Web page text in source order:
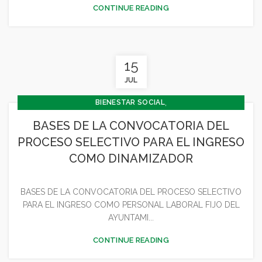
CONTINUE READING
15
JUL
BIENESTAR SOCIAL,
CONCEJALIA CULTURA Y TURISMO,
CONCEJALÍA DEPORTES
CONCEJALÍA JUVENTUD INFANCIA Y PARTICIPACIÓN
BASES DE LA CONVOCATORIA DEL
PROCESO SELECTIVO PARA EL INGRESO
COMO DINAMIZADOR
BASES DE LA CONVOCATORIA DEL PROCESO SELECTIVO
PARA EL INGRESO COMO PERSONAL LABORAL FIJO DEL
AYUNTAMI...
CONTINUE READING